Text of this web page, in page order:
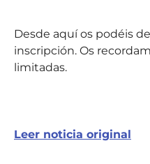
Desde aquí os podéis
inscripción. Os
limitadas.
Leer noticia original